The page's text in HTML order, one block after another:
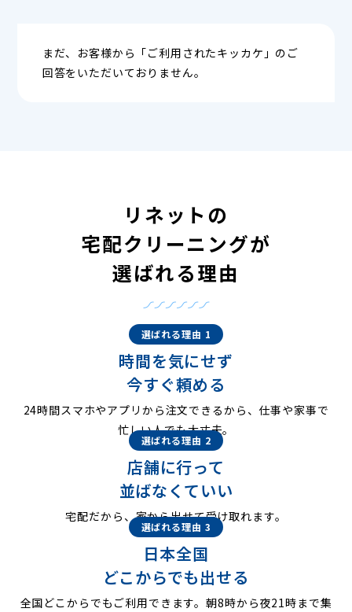
まだ、お客様から「ご利用されたキッカケ」のご
回答をいただいておりません。
リネットの
宅配クリーニングが
選ばれる理由
選ばれる理由 1
時間を気にせず
今すぐ頼める
24時間スマホやアプリから注文できるから、仕事や家事で
忙しい人でも大丈夫。
選ばれる理由 2
店舗に行って
並ばなくていい
宅配だから、家から出せて受け取れます。
選ばれる理由 3
日本全国
どこからでも出せる
全国どこからでもご利用できます。朝8時から夜21時まで集